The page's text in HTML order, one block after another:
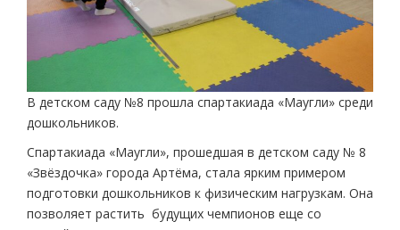
В детском саду №8 прошла спартакиада «Маугли» среди
дошкольников.
Спартакиада «Маугли», прошедшая в детском саду № 8
«Звёздочка» города Артёма, стала ярким примером
подготовки дошкольников к физическим нагрузкам. Она
позволяет растить будущих чемпионов еще со